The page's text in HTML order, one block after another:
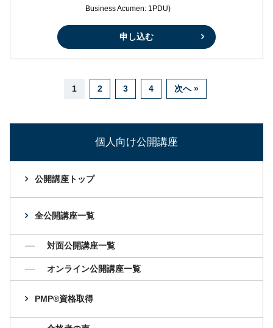
Business Acumen: 1PDU)
申し込む
1 2 3 4 次へ »
個人向け公開講座
公開講座トップ
全公開講座一覧
対面公開講座一覧
オンライン公開講座一覧
PMP®資格取得